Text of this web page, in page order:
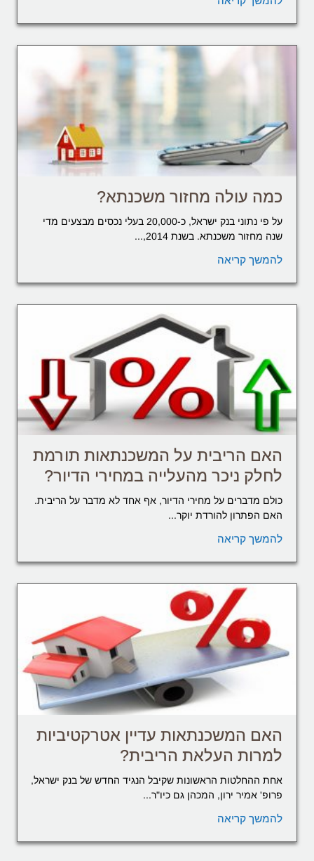
כמה עולה מחזור משכנתא?
על פי נתוני בנק ישראל, כ-20,000 בעלי נכסים מבצעים מדי
שנה מחזור משכנתא. בשנת 2014,...
להמשך קריאה
האם הריבית על המשכנתאות תורמת
לחלק ניכר מהעלייה במחירי הדיור?
כולם מדברים על מחירי הדיור, אף אחד לא מדבר על הריבית.
האם הפתרון להורדת יוקר...
להמשך קריאה
האם המשכנתאות עדיין אטרקטיביות
למרות העלאת הריבית?
אחת ההחלטות הראשונות שקיבל הנגיד החדש של בנק ישראל,
פרופ' אמיר ירון, המכהן גם כיו"ר...
להמשך קריאה